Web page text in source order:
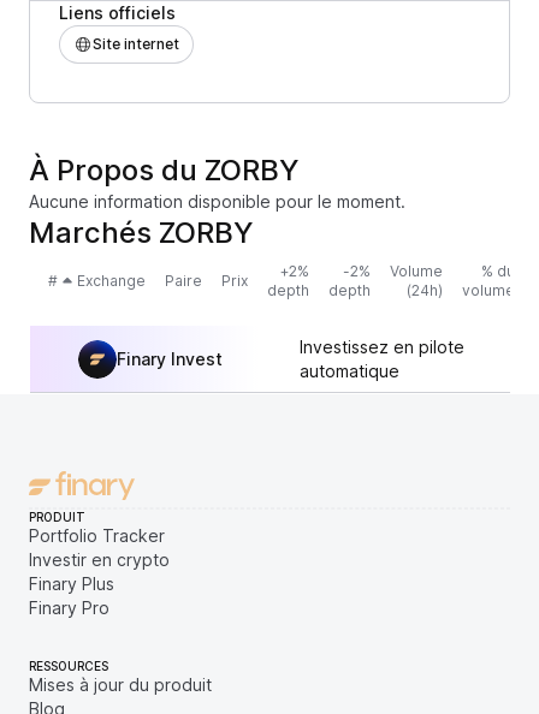
Liens officiels
Site internet
À Propos du ZORBY
Aucune information disponible pour le moment.
Marchés ZORBY
# Exchange Paire Prix
+2%
depth
-2%
depth
Volume
(24h)
% du
volume
Finary Invest
Investissez en pilote
automatique
PRODUIT
Portfolio Tracker
Investir en crypto
Finary Plus
Finary Pro
RESSOURCES
Mises à jour du produit
Blog